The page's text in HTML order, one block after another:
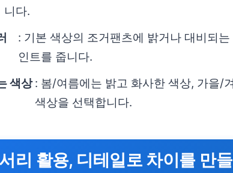
니다.
: 기본 색상의 조거팬츠에 밝거나 대비되
인트를 줍니다.
색상 : 봄/여름에는 밝고 화사한 색상, 가을/
색상을 선택합니다.
리 활용, 디테일로 차이를 만